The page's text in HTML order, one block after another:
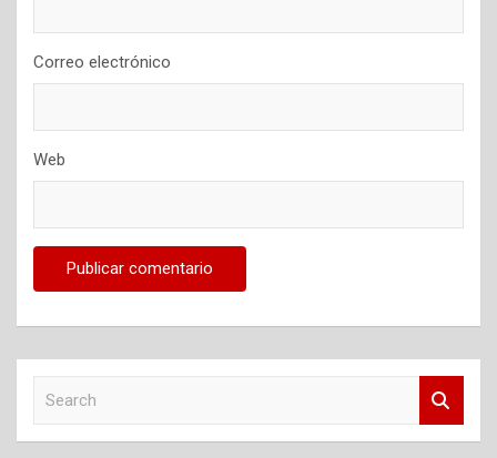
Correo electrónico
Web